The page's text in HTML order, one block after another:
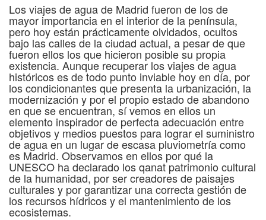
Los viajes de agua de Madrid fueron de los de
mayor importancia en el interior de la península,
pero hoy están prácticamente olvidados, ocultos
bajo las calles de la ciudad actual, a pesar de que
fueron ellos los que hicieron posible su propia
existencia. Aunque recuperar los viajes de agua
históricos es de todo punto inviable hoy en día, por
los condicionantes que presenta la urbanización, la
modernización y por el propio estado de abandono
en que se encuentran, sí vemos en ellos un
elemento inspirador de perfecta adecuación entre
objetivos y medios puestos para lograr el suministro
de agua en un lugar de escasa pluviometría como
es Madrid. Observamos en ellos por qué la
UNESCO ha declarado los qanat patrimonio cultural
de la humanidad, por ser creadores de paisajes
culturales y por garantizar una correcta gestión de
los recursos hídricos y el mantenimiento de los
ecosistemas.